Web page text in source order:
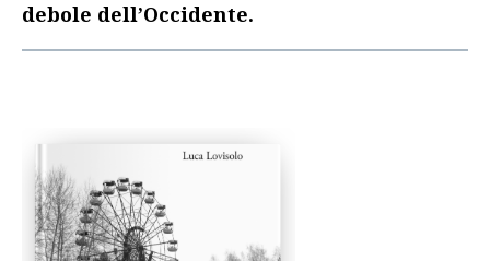
debole dell’Occidente.